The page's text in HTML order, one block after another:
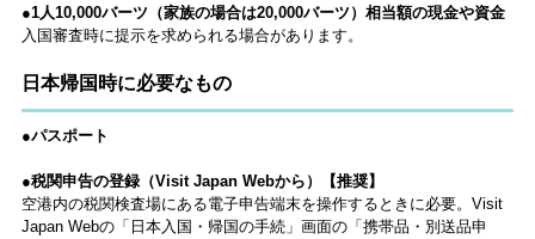
●1人10,000バーツ（家族の場合は20,000バーツ）相当額の現金や資金
入国審査時に提示を求められる場合があります。
日本帰国時に必要なもの
●パスポート
●税関申告の登録（Visit Japan Webから）【推奨】
空港内の税関検査場にある電子申告端末を操作するときに必要。Visit
Japan Webの「日本入国・帰国の手続」画面の「携帯品・別送品申